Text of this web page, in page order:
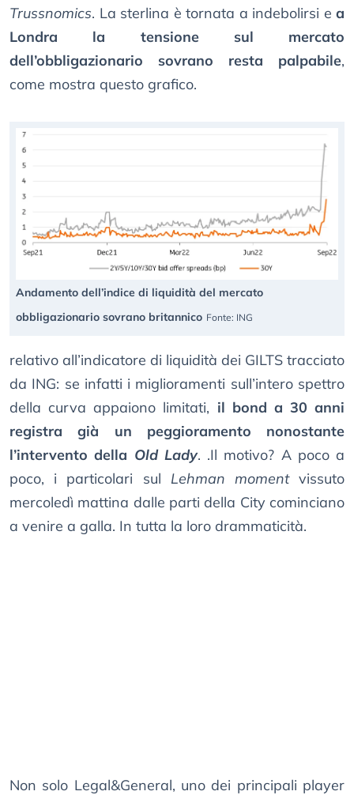
Trussnomics. La sterlina è tornata a indebolirsi e a
Londra la tensione sul mercato
dell’obbligazionario sovrano resta palpabile,
come mostra questo grafico.
Andamento dell’indice di liquidità del mercato
obbligazionario sovrano britannico Fonte: ING
relativo all’indicatore di liquidità dei GILTS tracciato
da ING: se infatti i miglioramenti sull’intero spettro
della curva appaiono limitati, il bond a 30 anni
registra già un peggioramento nonostante
l’intervento della Old Lady. .Il motivo? A poco a
poco, i particolari sul Lehman momentvissuto
mercoledì mattina dalle parti della City cominciano
a venire a galla. In tutta la loro drammaticità.
Non solo Legal&General, uno dei principali player